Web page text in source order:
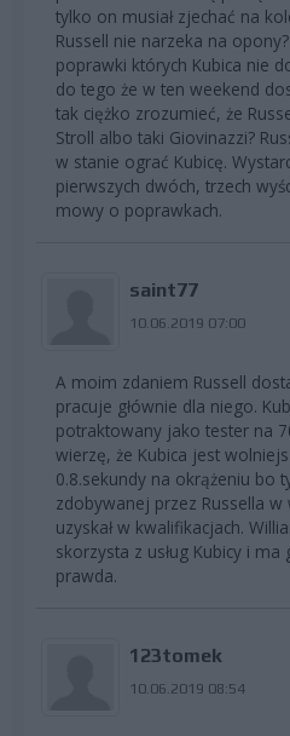
tylko on musiał zjechać na
Russell nie narzeka na
poprawki których Kubica nie
do tego że w ten weekend
tak ciężko zrozumieć, że
Stroll albo taki Giovinazzi?
w stanie ograć Kubicę.
pierwszych dwóch, trzech
mowy o poprawkach.
saint77
10.06.2019 07:00
A moim zdaniem Russell
pracuje głównie dla niego.
potraktowany jako tester na
wierzę, że Kubica jest
0.8.sekundy na okrążeniu bo
zdobywanej przez Russella
uzyskał w kwalifikacjach.
skorzysta z usług Kubicy i
prawda.
123tomek
10.06.2019 08:54